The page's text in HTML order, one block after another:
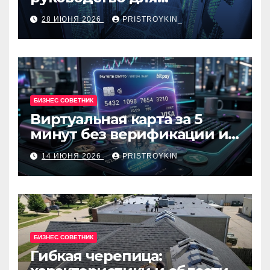
разработчиков и
администраторов
28 ИЮНЯ 2026 PRISTROYKIN_
БИЗНЕС СОВЕТНИК
Виртуальная карта за 5
минут без верификации и
банков с пополнением в
USDT
14 ИЮНЯ 2026 PRISTROYKIN_
БИЗНЕС СОВЕТНИК
Гибкая черепица: